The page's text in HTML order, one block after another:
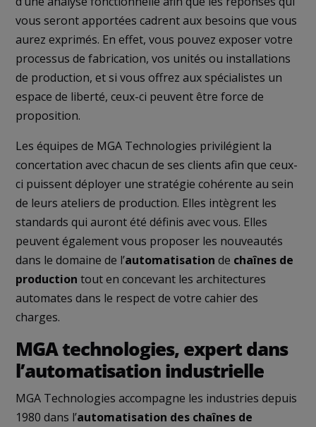
vous seront apportées cadrent aux besoins que vous
aurez exprimés. En effet, vous pouvez exposer votre
processus de fabrication, vos unités ou installations
de production, et si vous offrez aux spécialistes un
espace de liberté, ceux-ci peuvent être force de
proposition.
Les équipes de MGA Technologies privilégient la
concertation avec chacun de ses clients afin que ceux-
ci puissent déployer une stratégie cohérente au sein
de leurs ateliers de production. Elles intègrent les
standards qui auront été définis avec vous. Elles
peuvent également vous proposer les nouveautés
dans le domaine de l’automatisation de chaînes de
production tout en concevant les architectures
automates dans le respect de votre cahier des
charges.
MGA technologies, expert dans
l’automatisation industrielle
MGA Technologies accompagne les industries depuis
1980 dans l’automatisation des chaînes de